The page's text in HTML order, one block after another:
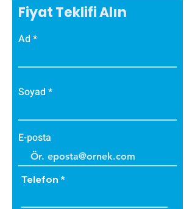
Fiyat Teklifi Alın
Ad
Soyad
E-posta
Telefon